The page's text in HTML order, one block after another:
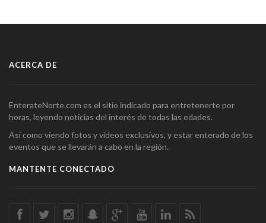
ACERCA DE
EnterateNorte.com es el sitio indicado para entretenerte por
horas, leyendo noticias del interés de todas las edades.
Así como viendo fotos y videos exclusivos, y estar enterado de los
eventos que se llevarán a cabo en la región.
MANTENTE CONECTADO